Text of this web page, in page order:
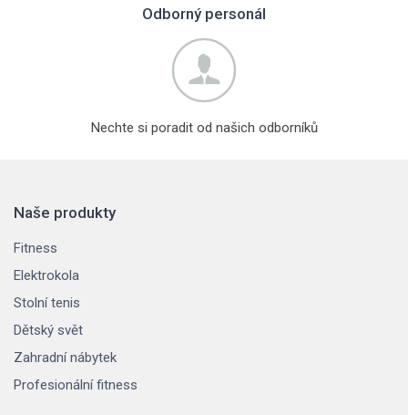
Odborný personál
Nechte si poradit od našich odborníků
Naše produkty
Fitness
Elektrokola
Stolní tenis
Dětský svět
Zahradní nábytek
Profesionální fitness